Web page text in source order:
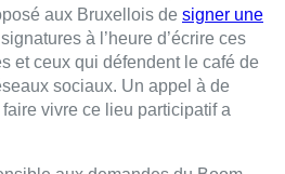
campagne du Boom Café
Tang Quynh,Nicolas
Delmée.